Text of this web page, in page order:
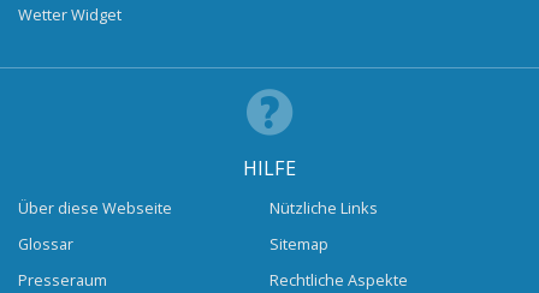
Wetter Widget
HILFE
Über diese Webseite
Glossar
Presseraum
Nützliche Links
Sitemap
Rechtliche Aspekte